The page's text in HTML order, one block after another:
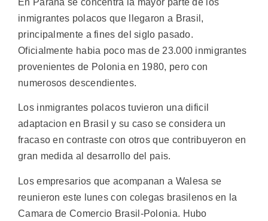
En Parana se concentra la mayor parte de los
inmigrantes polacos que llegaron a Brasil,
principalmente a fines del siglo pasado.
Oficialmente habia poco mas de 23.000 inmigrantes
provenientes de Polonia en 1980, pero con
numerosos descendientes.
Los inmigrantes polacos tuvieron una dificil
adaptacion en Brasil y su caso se considera un
fracaso en contraste con otros que contribuyeron en
gran medida al desarrollo del pais.
Los empresarios que acompanan a Walesa se
reunieron este lunes con colegas brasilenos en la
Camara de Comercio Brasil-Polonia. Hubo